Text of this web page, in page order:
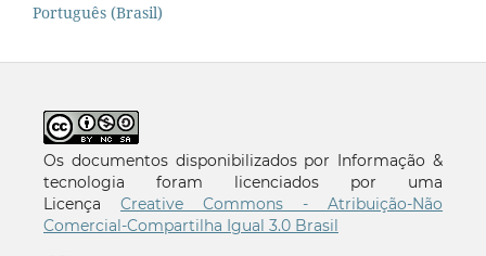
Português (Brasil)
Os documentos disponibilizados por Informação &
tecnologia foram licenciados por uma
Licença Creative Commons - Atribuição-Não
Comercial-Compartilha Igual 3.0 Brasil